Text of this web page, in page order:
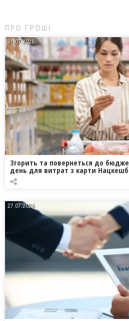
ПРО ГРОШІ
31.07.2026
Згорить та повернеться до
день для витрат з карти
27.07.2026